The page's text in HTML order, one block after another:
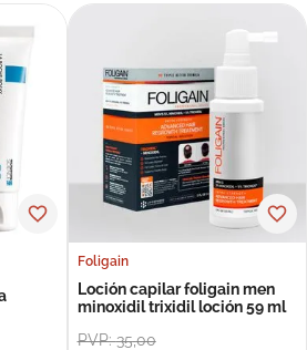
Foligain
Loción capilar foligain men
minoxidil trixidil loción 59 ml
PVP:35,00